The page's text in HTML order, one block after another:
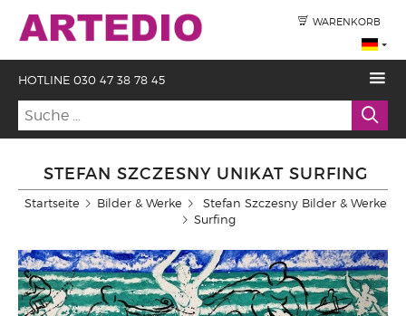
WARENKORB
HOTLINE 030 47 38 78 45
STEFAN SZCZESNY UNIKAT SURFING
Startseite Bilder & Werke
Stefan Szczesny Bilder & Werke
Surfing